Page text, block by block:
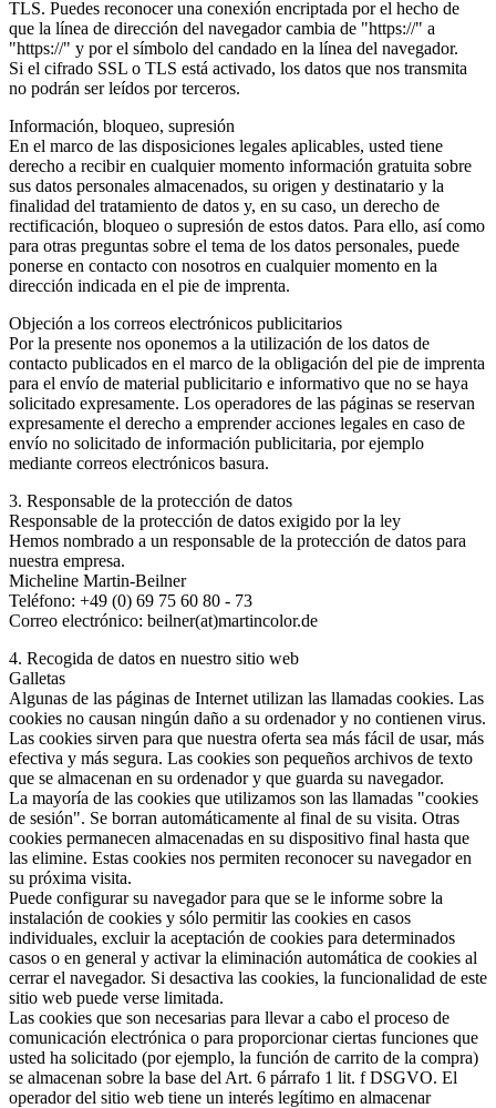
TLS. Puedes reconocer una conexión encriptada por el hecho de
que la línea de dirección del navegador cambia de "https://" a
"https://" y por el símbolo del candado en la línea del navegador.
Si el cifrado SSL o TLS está activado, los datos que nos transmita
no podrán ser leídos por terceros.
Información, bloqueo, supresión
En el marco de las disposiciones legales aplicables, usted tiene
derecho a recibir en cualquier momento información gratuita sobre
sus datos personales almacenados, su origen y destinatario y la
finalidad del tratamiento de datos y, en su caso, un derecho de
rectificación, bloqueo o supresión de estos datos. Para ello, así como
para otras preguntas sobre el tema de los datos personales, puede
ponerse en contacto con nosotros en cualquier momento en la
dirección indicada en el pie de imprenta.
Objeción a los correos electrónicos publicitarios
Por la presente nos oponemos a la utilización de los datos de
contacto publicados en el marco de la obligación del pie de imprenta
para el envío de material publicitario e informativo que no se haya
solicitado expresamente. Los operadores de las páginas se reservan
expresamente el derecho a emprender acciones legales en caso de
envío no solicitado de información publicitaria, por ejemplo
mediante correos electrónicos basura.
3. Responsable de la protección de datos
Responsable de la protección de datos exigido por la ley
Hemos nombrado a un responsable de la protección de datos para
nuestra empresa.
Micheline Martin-Beilner
Teléfono: +49 (0) 69 75 60 80 - 73
Correo electrónico: beilner(at)martincolor.de
4. Recogida de datos en nuestro sitio web
Galletas
Algunas de las páginas de Internet utilizan las llamadas cookies. Las
cookies no causan ningún daño a su ordenador y no contienen virus.
Las cookies sirven para que nuestra oferta sea más fácil de usar, más
efectiva y más segura. Las cookies son pequeños archivos de texto
que se almacenan en su ordenador y que guarda su navegador.
La mayoría de las cookies que utilizamos son las llamadas "cookies
de sesión". Se borran automáticamente al final de su visita. Otras
cookies permanecen almacenadas en su dispositivo final hasta que
las elimine. Estas cookies nos permiten reconocer su navegador en
su próxima visita.
Puede configurar su navegador para que se le informe sobre la
instalación de cookies y sólo permitir las cookies en casos
individuales, excluir la aceptación de cookies para determinados
casos o en general y activar la eliminación automática de cookies al
cerrar el navegador. Si desactiva las cookies, la funcionalidad de este
sitio web puede verse limitada.
Las cookies que son necesarias para llevar a cabo el proceso de
comunicación electrónica o para proporcionar ciertas funciones que
usted ha solicitado (por ejemplo, la función de carrito de la compra)
se almacenan sobre la base del Art. 6 párrafo 1 lit. f DSGVO. El
operador del sitio web tiene un interés legítimo en almacenar